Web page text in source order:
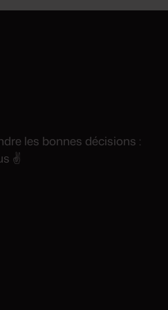
les bonnes décisions :
✌️